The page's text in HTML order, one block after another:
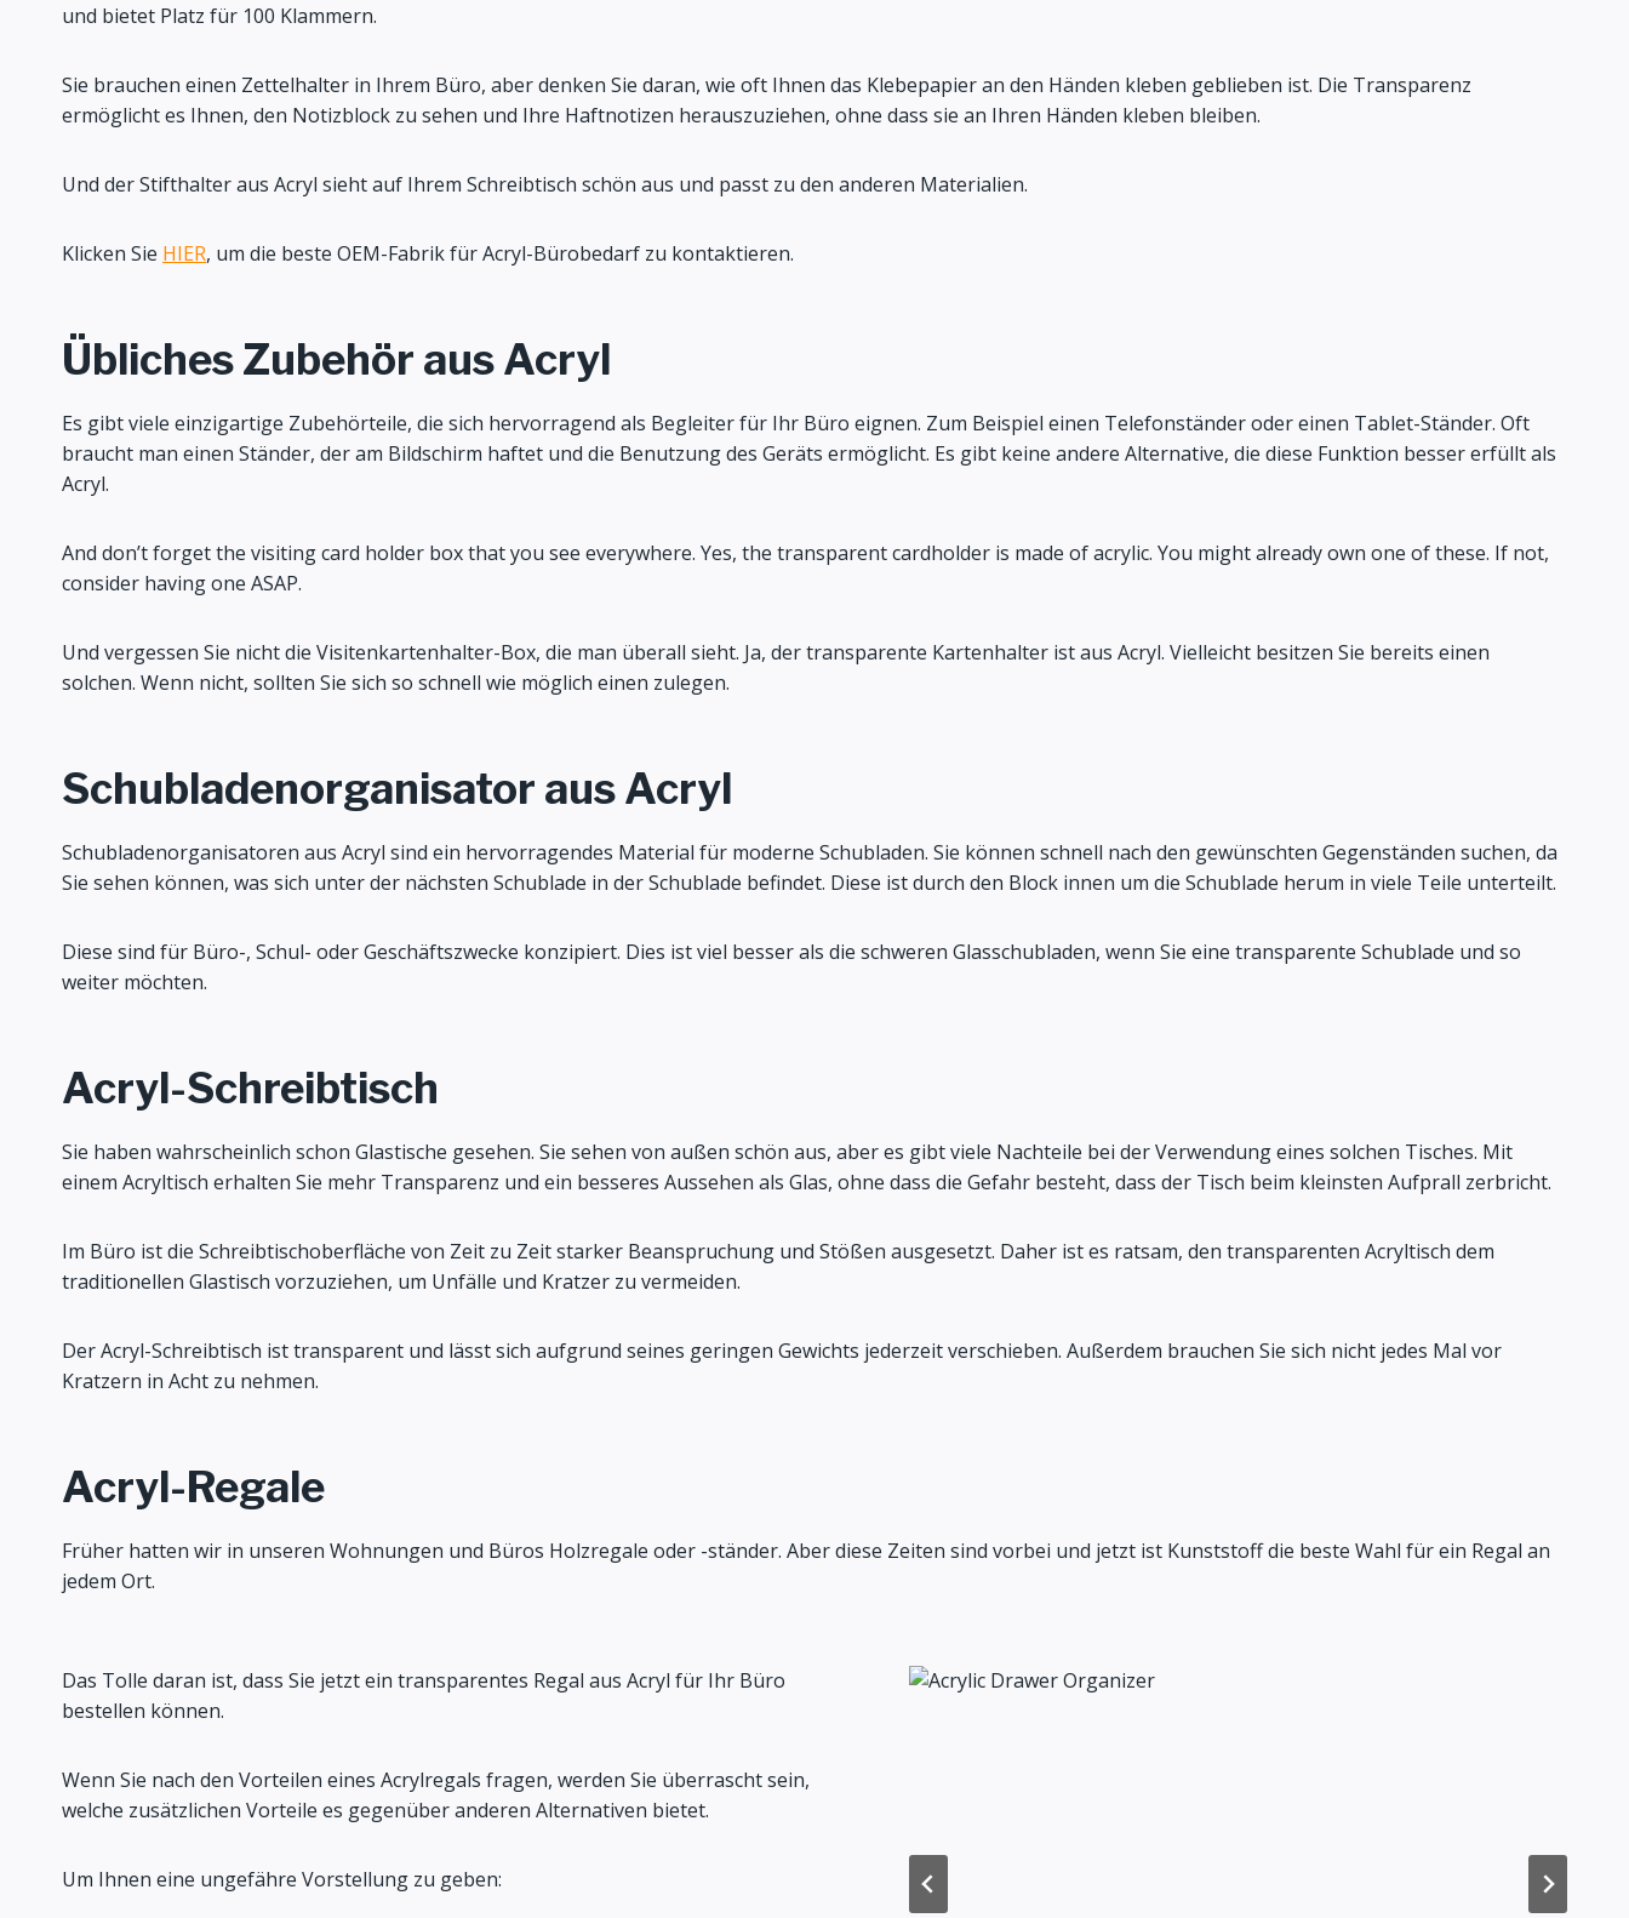
und bietet Platz für 100 Klammern.
Sie brauchen einen Zettelhalter in Ihrem Büro, aber denken Sie daran, wie oft Ihnen das Klebepapier an den Händen kleben geblieben ist. Die Transparenz
ermöglicht es Ihnen, den Notizblock zu sehen und Ihre Haftnotizen herauszuziehen, ohne dass sie an Ihren Händen kleben bleiben.
Und der Stifthalter aus Acryl sieht auf Ihrem Schreibtisch schön aus und passt zu den anderen Materialien.
Klicken Sie HIER, um die beste OEM-Fabrik für Acryl-Bürobedarf zu kontaktieren.
Übliches Zubehör aus Acryl
Es gibt viele einzigartige Zubehörteile, die sich hervorragend als Begleiter für Ihr Büro eignen. Zum Beispiel einen Telefonständer oder einen Tablet-Ständer. Oft
braucht man einen Ständer, der am Bildschirm haftet und die Benutzung des Geräts ermöglicht. Es gibt keine andere Alternative, die diese Funktion besser erfüllt als
Acryl.
And don’t forget the visiting card holder box that you see everywhere. Yes, the transparent cardholder is made of acrylic. You might already own one of these. If not,
consider having one ASAP.
Und vergessen Sie nicht die Visitenkartenhalter-Box, die man überall sieht. Ja, der transparente Kartenhalter ist aus Acryl. Vielleicht besitzen Sie bereits einen
solchen. Wenn nicht, sollten Sie sich so schnell wie möglich einen zulegen.
Schubladenorganisator aus Acryl
Schubladenorganisatoren aus Acryl sind ein hervorragendes Material für moderne Schubladen. Sie können schnell nach den gewünschten Gegenständen suchen, da
Sie sehen können, was sich unter der nächsten Schublade in der Schublade befindet. Diese ist durch den Block innen um die Schublade herum in viele Teile unterteilt.
Diese sind für Büro-, Schul- oder Geschäftszwecke konzipiert. Dies ist viel besser als die schweren Glasschubladen, wenn Sie eine transparente Schublade und so
weiter möchten.
Acryl-Schreibtisch
Sie haben wahrscheinlich schon Glastische gesehen. Sie sehen von außen schön aus, aber es gibt viele Nachteile bei der Verwendung eines solchen Tisches. Mit
einem Acryltisch erhalten Sie mehr Transparenz und ein besseres Aussehen als Glas, ohne dass die Gefahr besteht, dass der Tisch beim kleinsten Aufprall zerbricht.
Im Büro ist die Schreibtischoberfläche von Zeit zu Zeit starker Beanspruchung und Stößen ausgesetzt. Daher ist es ratsam, den transparenten Acryltisch dem
traditionellen Glastisch vorzuziehen, um Unfälle und Kratzer zu vermeiden.
Der Acryl-Schreibtisch ist transparent und lässt sich aufgrund seines geringen Gewichts jederzeit verschieben. Außerdem brauchen Sie sich nicht jedes Mal vor
Kratzern in Acht zu nehmen.
Acryl-Regale
Früher hatten wir in unseren Wohnungen und Büros Holzregale oder -ständer. Aber diese Zeiten sind vorbei und jetzt ist Kunststoff die beste Wahl für ein Regal an
jedem Ort.
Das Tolle daran ist, dass Sie jetzt ein transparentes Regal aus Acryl für Ihr Büro
bestellen können.
Wenn Sie nach den Vorteilen eines Acrylregals fragen, werden Sie überrascht sein,
welche zusätzlichen Vorteile es gegenüber anderen Alternativen bietet.
Um Ihnen eine ungefähre Vorstellung zu geben: